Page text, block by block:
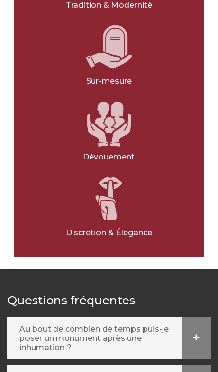
JE NE SAIS PASTradition & Modernité
Sur-mesure
Dévouement
Discrétion & Élégance
Questions fréquentes
Au bout de combien de temps puis-je
poser un monument après une
inhumation ?